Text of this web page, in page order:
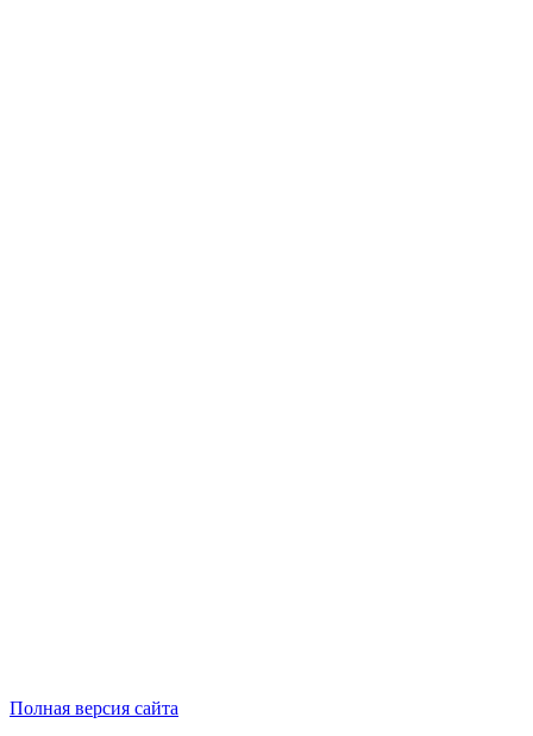
Полная версия сайта